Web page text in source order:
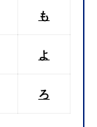
も
よ
ろ